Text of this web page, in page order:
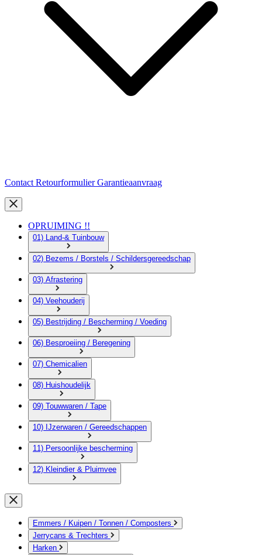
Contact RetourformulierGarantieaanvraag
OPRUIMING !!
01) Land-& Tuinbouw
02) Bezems / Borstels / Schildersgereedschap
03) Afrastering
04) Veehouderij
05) Bestrijding / Bescherming / Voeding
06) Besproeiing / Beregening
07) Chemicalien
08) Huishoudelijk
09) Touwwaren / Tape
10) IJzerwaren / Gereedschappen
11) Persoonlijke bescherming
12) Kleindier & Pluimvee
Emmers / Kuipen / Tonnen / Composters
Jerrycans & Trechters
Harken